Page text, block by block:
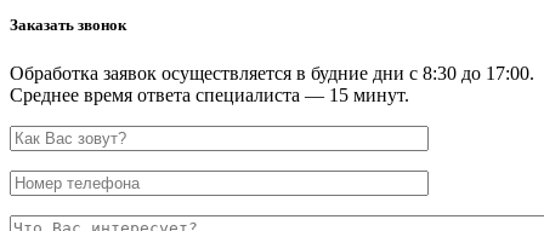
Заказать звонок
Обработка заявок осуществляется в будние дни с 8:30 до 17:00.
Среднее время ответа специалиста — 15 минут.